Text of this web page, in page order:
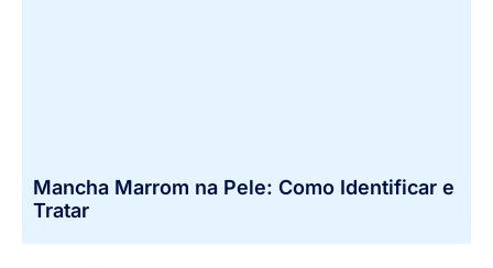
Mancha Marrom na Pele: Como Identificar e
Tratar